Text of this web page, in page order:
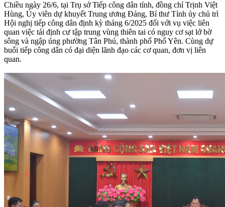
Chiều ngày 26/6, tại Trụ sở Tiếp công dân tỉnh, đồng chí Trịnh Việt
Hùng, Ủy viên dự khuyết Trung ương Đảng, Bí thư Tỉnh ủy chủ trì
Hội nghị tiếp công dân định kỳ tháng 6/2025 đối với vụ việc liên
quan việc tái định cư tập trung vùng thiên tai có nguy cơ sạt lở bờ
sông và ngập úng phường Tân Phú, thành phố Phổ Yên. Cùng dự
buổi tiếp công dân có đại diện lãnh đạo các cơ quan, đơn vị liên
quan.